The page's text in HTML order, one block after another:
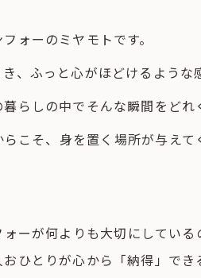
ォーのミヤモトです。
き、ふっと心がほどけるような
らしの中でそんな瞬間をど
こそ、身を置く場所が与え
ーが何よりも大切にしてい
ひとりが心から「納得」でき